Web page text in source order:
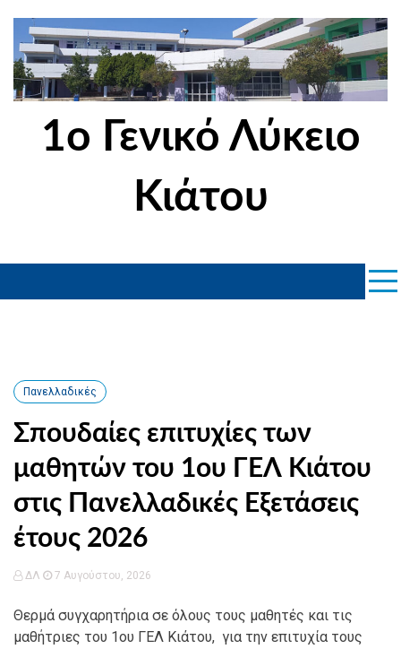
content
1ο Γενικό Λύκειο
Κιάτου
Πανελλαδικές
Σπουδαίες επιτυχίες των
μαθητών του 1ου ΓΕΛ Κιάτου
στις Πανελλαδικές Εξετάσεις
έτους 2026
ΔΛ 7 Αυγούστου, 2026
Θερμά συγχαρητήρια σε όλους τους μαθητές και τις
μαθήτριες του 1ου ΓΕΛ Κιάτου, για την επιτυχία τους